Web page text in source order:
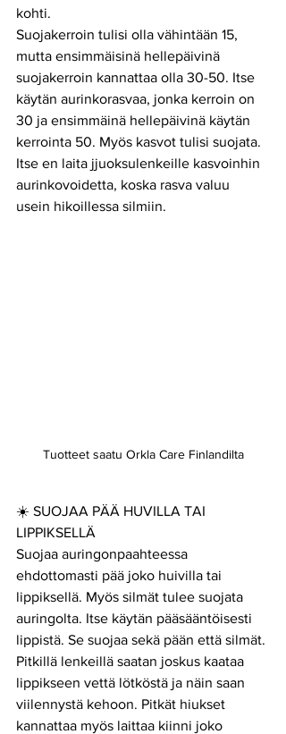
kohti.
Suojakerroin tulisi olla vähintään 15,
mutta ensimmäisinä hellepäivinä
suojakerroin kannattaa olla 30-50. Itse
käytän aurinkorasvaa, jonka kerroin on
30 ja ensimmäinä hellepäivinä käytän
kerrointa 50. Myös kasvot tulisi suojata.
Itse en laita jjuoksulenkeille kasvoinhin
aurinkovoidetta, koska rasva valuu
usein hikoillessa silmiin.
Tuotteet saatu Orkla Care Finlandilta
☀️ SUOJAA PÄÄ HUVILLA TAI
LIPPIKSELLÄ
Suojaa auringonpaahteessa
ehdottomasti pää joko huivilla tai
lippiksellä. Myös silmät tulee suojata
auringolta. Itse käytän pääsääntöisesti
lippistä. Se suojaa sekä pään että silmät.
Pitkillä lenkeillä saatan joskus kaataa
lippikseen vettä lötköstä ja näin saan
viilennystä kehoon. Pitkät hiukset
kannattaa myös laittaa kiinni joko